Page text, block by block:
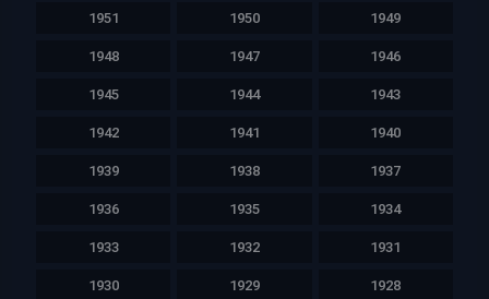
1951 1950 1949
1948 1947 1946
1945 1944 1943
1942 1941 1940
1939 1938 1937
1936 1935 1934
1933 1932 1931
1930 1929 1928